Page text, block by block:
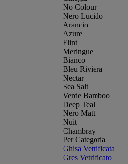
No Colour
Nero Lucido
Arancio
Azure
Flint
Meringue
Bianco
Bleu Riviera
Nectar
Sea Salt
Verde Bamboo
Deep Teal
Nero Matt
Nuit
Chambray
Per Categoria
Ghisa Vetrificata
Gres Vetrificato